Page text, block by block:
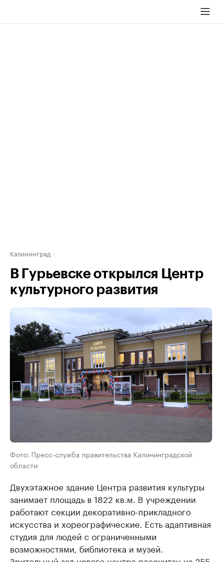
Калининград
В Гурьевске открылся Центр
культурного развития
Фото: Пресс-служба правительства Калининградской
области
Двухэтажное здание Центра развития культуры
занимает площадь в 1822 кв.м. В учреждении
работают секции декоративно-прикладного
искусства и хореографические. Есть адаптивная
студия для людей с ограниченными
возможностями, библиотека и музей.